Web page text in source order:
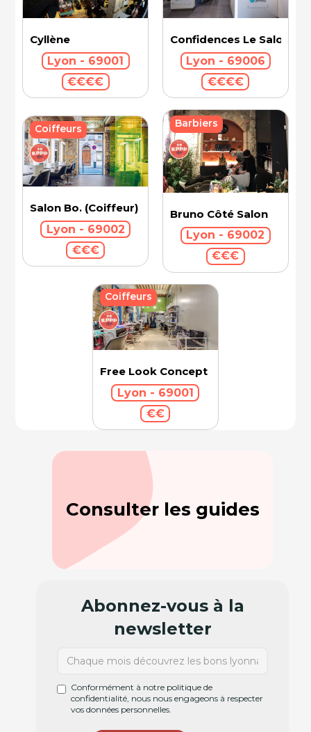
Cyllène
Lyon - 69001
€€€€
Confidences Le Salon -
Lyon - 69006
€€€€
Salon Bo. (Coiffeur)
Lyon - 69002
€€€
Coiffeurs
Bruno Côté Salon
Lyon - 69002
€€€
Barbiers
Free Look Concept
Lyon - 69001
€€
Coiffeurs
Consulter les guides
Abonnez-vous à la
newsletter
Conformément à notre politique de
confidentialité, nous nous engageons à respecter
vos données personnelles.